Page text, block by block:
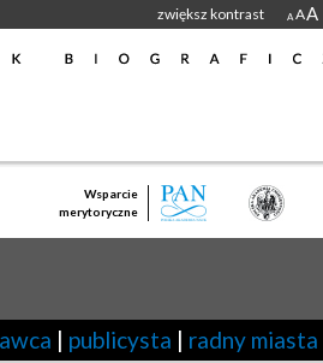
zwiększ kontrast A AA
Wsparcie
merytoryczne
| publicysta | radny